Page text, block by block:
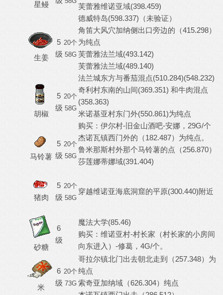
星鳗
芙蕾雅维诺亚域(398.459)
德威特岛(598.337)（未验证）
生姜
5
级
20个
58G
角笛大风穴加纳侧出口旁边的（415.298）
为纯点
芙蕾雅法兰域(493.142)
芙蕾雅法兰域(489.140)
胡椒
5
级
20个
58G
法兰城东方与番茄混点(510.284)(548.232)
奇利村东南的山间(369.351) 和牛肉混点
(358.363)
米诺基亚村东门外(550.861)为纯点
购买：伊尔村-旧金山酒吧-安娜，29G/个
马铃薯
5
级
20个
58G
杰诺瓦镇西门外的（182.487）为纯点。
鲁米那斯村外那个马铃薯的点（256.870）
莎莲娜蒂娜域(391.404)
猪肉
5
级
20个
58G
穿越维诺亚海底洞窟的平原(300.440)附近
砂糖
6
级
魔法大学(85.46)
购买：维诺亚村-村长家（村长家的小房间
向东进入）-修葛，4G/个。
米
6
级
20个
73G
哥拉尔镇北门出去朝北走到（257.348）为
纯点
索奇亚加纳域（626.304）纯点